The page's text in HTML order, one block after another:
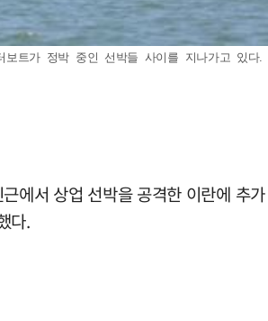
트가 정박 중인 선박들 사이를 지나가고 있다.
서 상업 선박을 공격한 이란에 추
다.